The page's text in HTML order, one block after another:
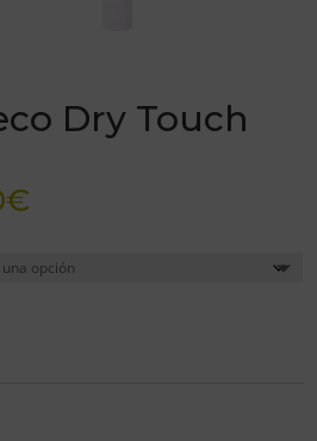
Dry Touch
€
precios: